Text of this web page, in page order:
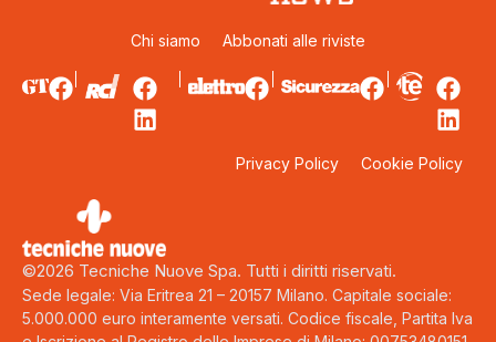
Chi siamo Abbonati alle riviste
Privacy Policy Cookie Policy
©2026 Tecniche Nuove Spa. Tutti i diritti riservati.
Sede legale: Via Eritrea 21 – 20157 Milano. Capitale sociale:
5.000.000 euro interamente versati. Codice fiscale, Partita Iva